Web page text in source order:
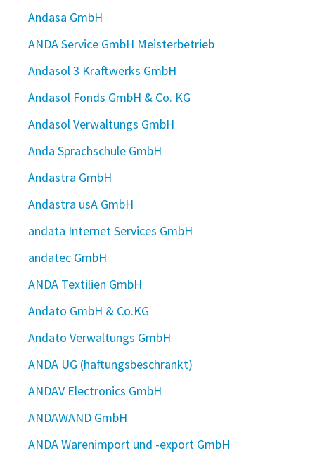
Andasa GmbH
ANDA Service GmbH Meisterbetrieb
Andasol 3 Kraftwerks GmbH
Andasol Fonds GmbH & Co. KG
Andasol Verwaltungs GmbH
Anda Sprachschule GmbH
Andastra GmbH
Andastra usA GmbH
andata Internet Services GmbH
andatec GmbH
ANDA Textilien GmbH
Andato GmbH & Co.KG
Andato Verwaltungs GmbH
ANDA UG (haftungsbeschränkt)
ANDAV Electronics GmbH
ANDAWAND GmbH
ANDA Warenimport und -export GmbH